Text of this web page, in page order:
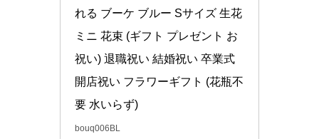
れる ブーケ ブルー Sサイズ 生花
ミニ 花束 (ギフト プレゼント お
祝い) 退職祝い 結婚祝い 卒業式
開店祝い フラワーギフト (花瓶不
要 水いらず)
bouq006BL